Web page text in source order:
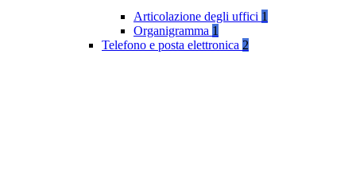
Articolazione degli uffici 1
Organigramma 1
Telefono e posta elettronica 2